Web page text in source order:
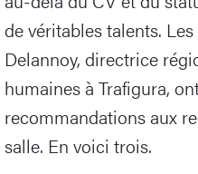
de véritables talents.
Delannoy, directrice
humaines à Trafigura,
recommandations aux
salle. En voici trois.